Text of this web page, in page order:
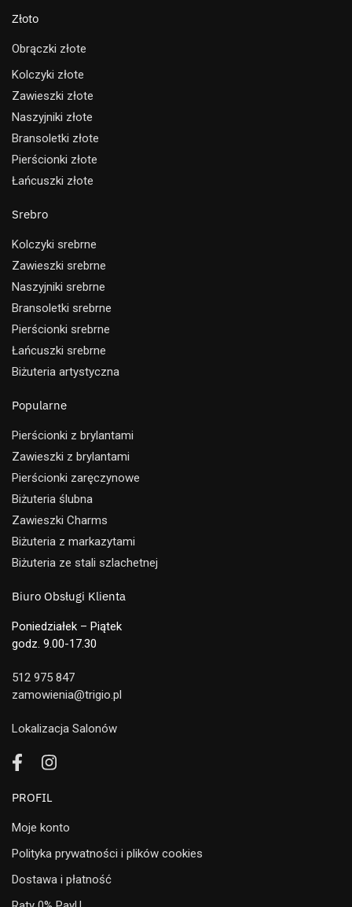
Złoto
Obrączki złote
Kolczyki złote
Zawieszki złote
Naszyjniki złote
Bransoletki złote
Pierścionki złote
Łańcuszki złote
Srebro
Kolczyki srebrne
Zawieszki srebrne
Naszyjniki srebrne
Bransoletki srebrne
Pierścionki srebrne
Łańcuszki srebrne
Biżuteria artystyczna
Popularne
Pierścionki z brylantami
Zawieszki z brylantami
Pierścionki zaręczynowe
Biżuteria ślubna
Zawieszki Charms
Biżuteria z markazytami
Biżuteria ze stali szlachetnej
Biuro Obsługi Klienta
Poniedziałek – Piątek
godz. 9.00-17.30
512 975 847
zamowienia@trigio.pl
Lokalizacja Salonów
PROFIL
Moje konto
Polityka prywatności i plików cookies
Dostawa i płatność